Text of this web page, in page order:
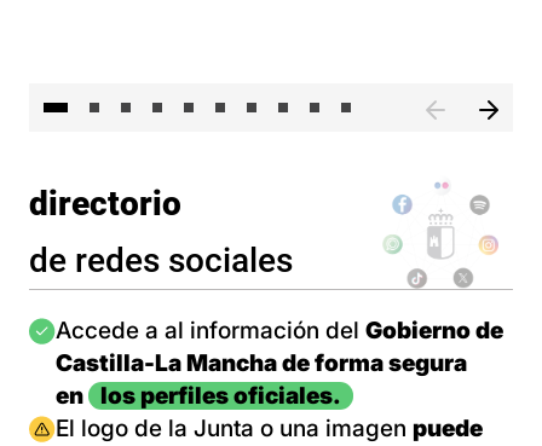
directorio
de redes sociales
Imagen
Accede a al información del Gobierno de
Castilla-La Mancha de forma segura
en
los perfiles oficiales.
Imagen
El logo de la Junta o una imagen puede